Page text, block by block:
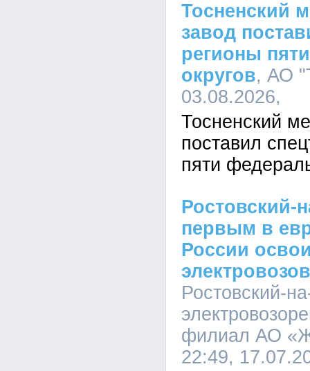
Тосненский
завод
регионы
округов, АО
03.08.2026,
Тосненский
поставил
пяти
Ростовский-
первым в
России
Ростовский-
филиал АО
22:49,